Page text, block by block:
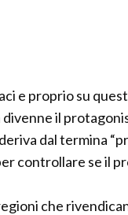
e proprio su
divenne il
dal termina
controllare se il
che